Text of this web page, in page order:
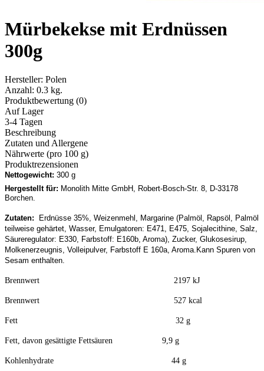
Mürbekekse mit Erdnüssen
300g
Hersteller: Polen
Anzahl: 0.3 kg.
Produktbewertung (0)
Auf Lager
3-4 Tagen
Beschreibung
Zutaten und Allergene
Nährwerte (pro 100 g)
Produktrezensionen
Nettogewicht: 300 g
Hergestellt für: Monolith Mitte GmbH, Robert-Bosch-Str. 8, D-33178
Borchen.
Zutaten:
Erdnüsse 35%, Weizenmehl, Margarine (Palmöl, Rapsöl, Palmöl
teilweise gehärtet, Wasser, Emulgatoren: E471, E475, Sojalecithine, Salz,
Säureregulator: E330, Farbstoff: E160b, Aroma), Zucker, Glukosesirup,
Molkenerzeugnis, Volleipulver, Farbstoff E 160a, Aroma.Kann Spuren von
Sesam enthalten.
Brennwert 2197 kJ
Brennwert 527 kcal
Fett 32 g
Fett, davon gesättigte Fettsäuren 9,9 g
Kohlenhydrate 44 g